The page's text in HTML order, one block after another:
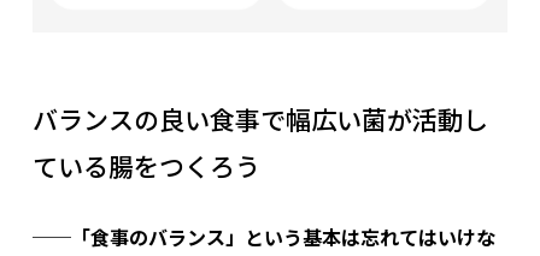
バランスの良い食事で幅広い菌が活動し
ている腸をつくろう
──「食事のバランス」という基本は忘れてはいけな